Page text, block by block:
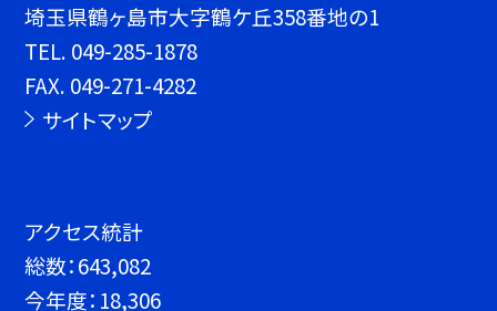
埼玉県鶴ヶ島市大字鶴ケ丘358番地の1
TEL. 049-285-1878
FAX. 049-271-4282
サイトマップ
アクセス統計
総数：643,082
今年度： 18,306